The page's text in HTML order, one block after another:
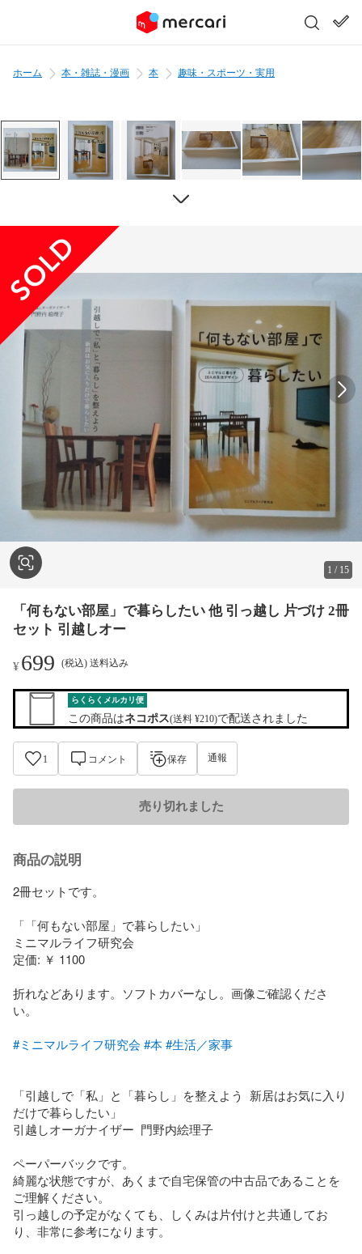
ホーム 本・雑誌・漫画 本 趣味・スポーツ・実用
1 / 15
「何もない部屋」で暮らしたい 他 引っ越し 片づけ 2冊
セット 引越しオー
¥699 (税込) 送料込み
らくらくメルカリ便
この商品はネコポス(送料 ¥210)で配送されました
1 コメント 保存 通報
売り切れました
商品の説明
2冊セットです。
「「何もない部屋」で暮らしたい」
ミニマルライフ研究会
定価: ￥ 1100
折れなどあります。ソフトカバーなし。画像ご確認くださ
い。
#ミニマルライフ研究会 #本#生活／家事
「引越しで「私」と「暮らし」を整えよう  新居はお気に入り
だけで暮らしたい」
引越しオーガナイザー  門野内絵理子
ペーパーバックです。
綺麗な状態ですが、あくまで自宅保管の中古品であることを
ご理解ください。
引っ越しの予定がなくても、しくみは片付けと共通してお
り、非常に参考になります。